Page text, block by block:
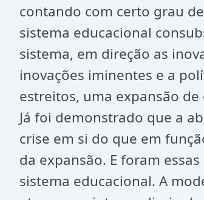
contando com certo grau
sistema educacional
sistema, em direção as
inovações iminentes e a
estreitos, uma expansão
Já foi demonstrado que a
crise em si do que em
da expansão. E foram
sistema educacional. A